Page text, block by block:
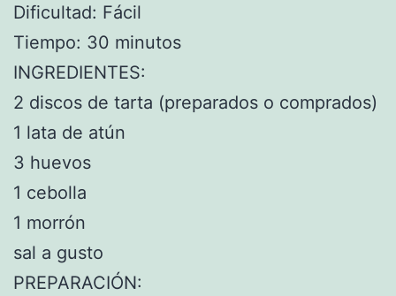
Dificultad: Fácil
Tiempo: 30 minutos
INGREDIENTES:
2 discos de tarta (preparados o comprados)
1 lata de atún
3 huevos
1 cebolla
1 morrón
sal a gusto
PREPARACIÓN: